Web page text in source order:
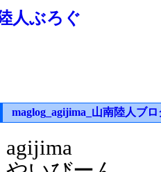
人ぶろぐ
maglog_agijima_山南陸人ブロ
agijima